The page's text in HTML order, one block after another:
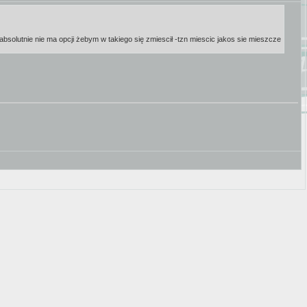
nie ma opcji żebym w takiego się zmiescił -tzn miescic jakos sie mieszcze